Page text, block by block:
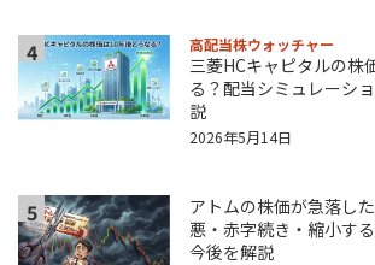
4 高配当株ウォッチャー
三菱HCキャピタルの株
る？配当シミュレーシ
説
2026年5月14日
5
アトムの株価が急落し
悪・赤字続き・縮小す
今後を解説